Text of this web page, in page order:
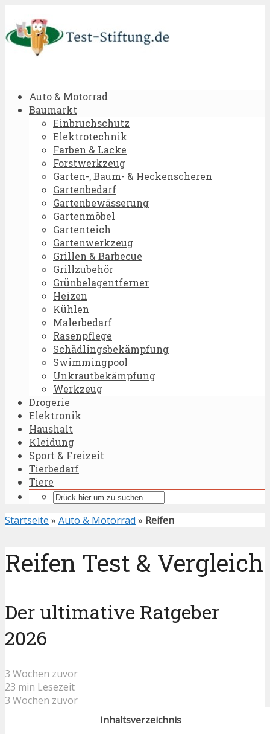
Auto & Motorrad
Baumarkt
Einbruchschutz
Elektrotechnik
Farben & Lacke
Forstwerkzeug
Garten-, Baum- & Heckenscheren
Gartenbedarf
Gartenbewässerung
Gartenmöbel
Gartenteich
Gartenwerkzeug
Grillen & Barbecue
Grillzubehör
Grünbelagentferner
Heizen
Kühlen
Malerbedarf
Rasenpflege
Schädlingsbekämpfung
Swimmingpool
Unkrautbekämpfung
Werkzeug
Drogerie
Elektronik
Haushalt
Kleidung
Sport & Freizeit
Tierbedarf
Tiere
Startseite » Auto & Motorrad » Reifen
Reifen Test & Vergleich
Der ultimative Ratgeber
2026
3 Wochen zuvor
23 min Lesezeit
3 Wochen zuvor
Inhaltsverzeichnis